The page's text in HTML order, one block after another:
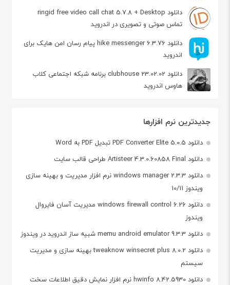
دانلود ringid free video call chat 5.7.8 + Desktop
تماس صوتی و تصویری در اندروید
دانلود hike messenger 6.3.76 پیام‌ رسان‌ امن هایک برای
اندروید
دانلود clubhouse 23.02.02 برنامه شبکه اجتماعی کلاب
هاوس اندروید
جدیدترین نرم افزارها
دانلود PDF Converter Elite 5.0.5 تبدیل PDF به Word
دانلود Artisteer 4.3.0.60858 Final طراحی قالب سایت
دانلود windows manager 2.3.3 نرم افزار مدیریت و بهینه سازی
ویندوز 10/11
دانلود windows firewall control 6.26 مدیریت آسان فایروال
ویندوز
دانلود memu android emulator 9.3.3 شبیه ساز اندروید در ویندوز
دانلود tweaknow winsecret plus 8.0.2 بهینه سازی و مدیریت
سیستم
دانلود hwinfo 8.42.5930 نرم افزار نمایش دقیق اطلاعات سخت